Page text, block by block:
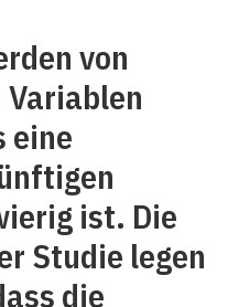
von
eine
ist. Die
Studie legen
die